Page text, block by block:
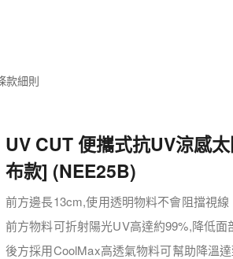
款細則
UV CUT 便攜式抗UV涼感
布款] (NEE25B)
前方邊長13cm,使用透明物料不會阻擋視線
前方物料可折射陽光UV高達約99%,降低面
後方採用CoolMax高透氣物料可幫助降溫